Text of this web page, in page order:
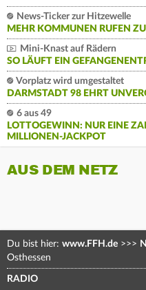
News-Ticker zur Hitzewelle
MEHR KOMMUNEN RUFEN
Mini-Knast auf Rädern
SO LÄUFT EIN
Vorplatz wird umgestaltet
DARMSTADT 98 EHRT
6 aus 49
LOTTOGEWINN: NUR EINE
MILLIONEN-JACKPOT
AUS DEM NETZ
Du bist hier: www.FFH.de >>>
Osthessen
RADIO